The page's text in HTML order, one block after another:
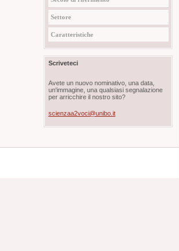
Settore
Caratteristiche
Scriveteci
Avete un nuovo nominativo, una data,
un'immagine, una qualsiasi segnalazione
per arricchire il nostro sito?
scienzaa2voci@unibo.it